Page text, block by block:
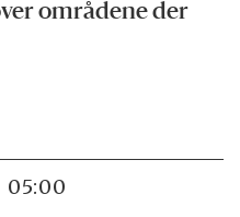
områdene der
05:00